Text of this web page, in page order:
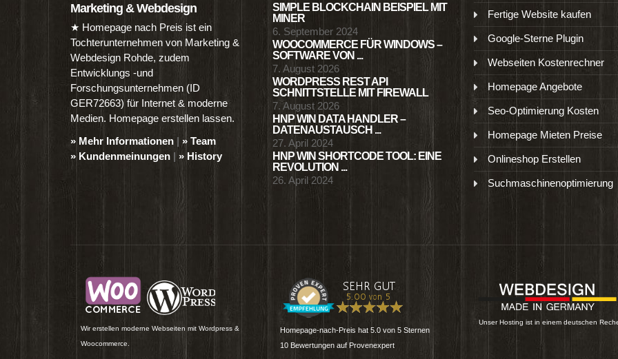
Marketing & Webdesign
★ Homepage nach Preis ist ein
Tochterunternehmen von Marketing &
Webdesign Rohde, zudem
Entwicklungs -und
Forschungsunternehmen (ID
GER72663) für Internet & moderne
Medien. Homepage erstellen lassen.
» Mehr Informationen | » Team
» Kundenmeinungen | » History
SIMPLE BLOCKCHAIN BEISPIEL MIT
MINER
6. September 2024
WOOCOMMERCE FÜR WINDOWS –
SOFTWARE VON ...
7. August 2026
WORDPRESS REST API
SCHNITTSTELLE MIT FIREWALL
7. August 2026
HNP WIN DATA HANDLER –
DATENAUSTAUSCH ...
27. April 2024
HNP WIN SHORTCODE TOOL: EINE
REVOLUTION ...
26. April 2024
Fertige Website kaufen
Google-Sterne Plugin
Webseiten Kostenrechner
Homepage Angebote
Seo-Optimierung Kosten
Homepage Mieten Preise
Onlineshop Erstellen
Suchmaschinenoptimierung
Wir erstellen moderne Webseiten mit Wordpress &
Woocommerce.
Homepage-nach-Preis hat 5.0von 5Sternen
10Bewertungen auf Provenexpert
Unser Hosting ist in einem deutschen